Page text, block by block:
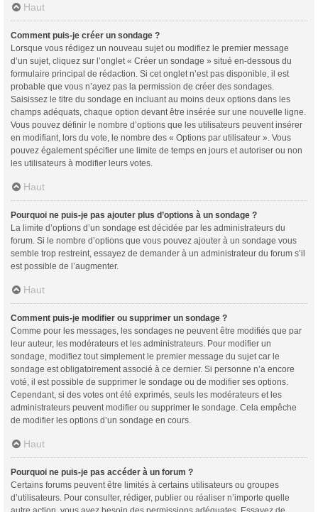
Haut
Comment puis-je créer un sondage ?
Lorsque vous rédigez un nouveau sujet ou modifiez le premier message
d’un sujet, cliquez sur l’onglet « Créer un sondage » situé en-dessous du
formulaire principal de rédaction. Si cet onglet n’est pas disponible, il est
probable que vous n’ayez pas la permission de créer des sondages.
Saisissez le titre du sondage en incluant au moins deux options dans les
champs adéquats, chaque option devant être insérée sur une nouvelle ligne.
Vous pouvez définir le nombre d’options que les utilisateurs peuvent insérer
en modifiant, lors du vote, le nombre des « Options par utilisateur ». Vous
pouvez également spécifier une limite de temps en jours et autoriser ou non
les utilisateurs à modifier leurs votes.
Haut
Pourquoi ne puis-je pas ajouter plus d’options à un sondage ?
La limite d’options d’un sondage est décidée par les administrateurs du
forum. Si le nombre d’options que vous pouvez ajouter à un sondage vous
semble trop restreint, essayez de demander à un administrateur du forum s’il
est possible de l’augmenter.
Haut
Comment puis-je modifier ou supprimer un sondage ?
Comme pour les messages, les sondages ne peuvent être modifiés que par
leur auteur, les modérateurs et les administrateurs. Pour modifier un
sondage, modifiez tout simplement le premier message du sujet car le
sondage est obligatoirement associé à ce dernier. Si personne n’a encore
voté, il est possible de supprimer le sondage ou de modifier ses options.
Cependant, si des votes ont été exprimés, seuls les modérateurs et les
administrateurs peuvent modifier ou supprimer le sondage. Cela empêche
de modifier les options d’un sondage en cours.
Haut
Pourquoi ne puis-je pas accéder à un forum ?
Certains forums peuvent être limités à certains utilisateurs ou groupes
d’utilisateurs. Pour consulter, rédiger, publier ou réaliser n’importe quelle